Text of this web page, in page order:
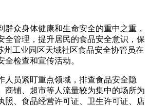
众身体健康和生命安全的重中之重，
全管理，提升居民的食品安全意识，保
州工业园区天域社区食品安全协管员在
检查和宣传活动。
员紧盯重点领域，排查食品安全隐
商铺、超市等人流量较为集中的场所为
照、食品经营许可证、卫生许可证、店